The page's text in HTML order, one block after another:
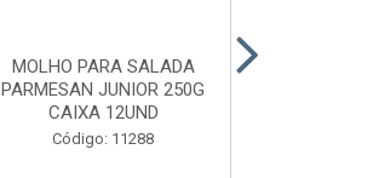
MOLHO PARA SALADA
PARMESAN JUNIOR 250G
CAIXA 12UND
Código: 11288